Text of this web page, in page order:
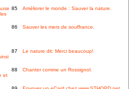
85 Améliorer le monde : Sauver la nature.
86 Sauver les mers de souffrance.
87 Le nature dit: Merci beaucoup!
et
88 Chanter comme un Rossignol.